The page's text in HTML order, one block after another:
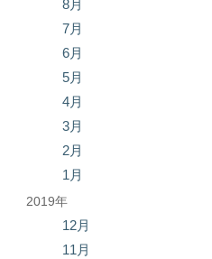
8月
7月
6月
5月
4月
3月
2月
1月
2019年
12月
11月